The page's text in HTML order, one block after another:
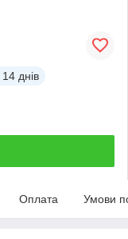
14 днів
Оплата Умови